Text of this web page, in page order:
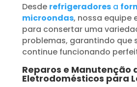
Desde refrigeradoresa
microondas, nossa equipe
para consertar uma
problemas, garantindo que
continue funcionando
Reparos e Manutenção
Eletrodomésticos para